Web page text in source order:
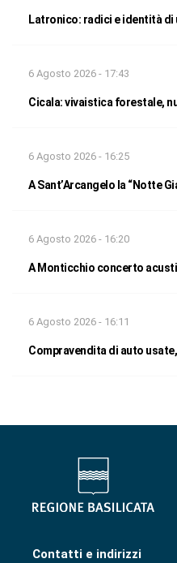
Latronico: radici e identità di
6 Agosto 2026 - 17:43
Cicala: vivaistica forestale,
6 Agosto 2026 - 16:25
A Sant’Arcangelo la “Notte
6 Agosto 2026 - 16:20
A Monticchio concerto
6 Agosto 2026 - 16:11
Compravendita di auto
Contatti e indirizzi